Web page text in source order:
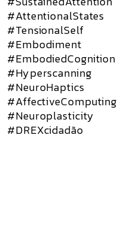
#AttentionalStates
#TensionalSelf
#Embodiment
#EmbodiedCognition
#Hyperscanning
#NeuroHaptics
#AffectiveComputing
#Neuroplasticity
#DREXcidadão